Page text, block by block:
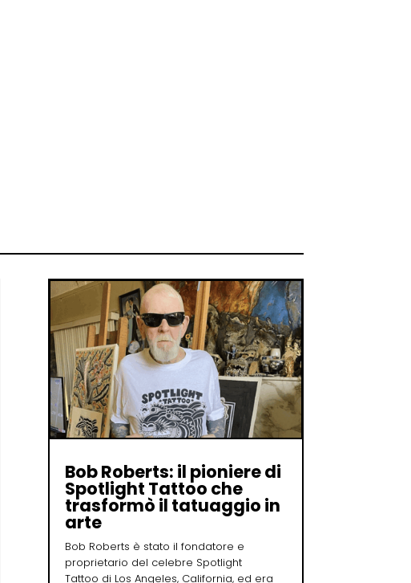
Bob Roberts: il pioniere di
Spotlight Tattoo che
trasformò il tatuaggio in
arte
Bob Roberts è stato il fondatore e
proprietario del celebre Spotlight
Tattoo di Los Angeles, California, ed era